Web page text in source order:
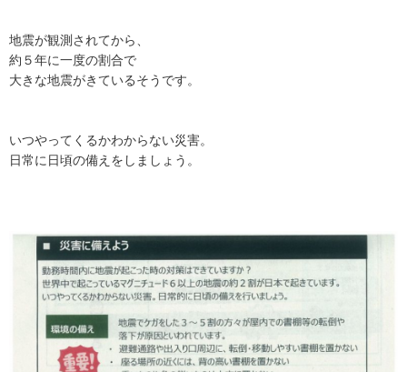
地震が観測されてから、
約５年に一度の割合で
大きな地震がきているそうです。
いつやってくるかわからない災害。
日常に日頃の備えをしましょう。